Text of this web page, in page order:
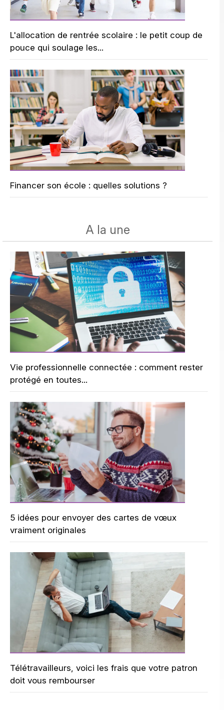
L'allocation de rentrée scolaire : le petit coup de
pouce qui soulage les...
Financer son école : quelles solutions ?
A la une
Vie professionnelle connectée : comment rester
protégé en toutes...
5 idées pour envoyer des cartes de vœux
vraiment originales
Télétravailleurs, voici les frais que votre patron
doit vous rembourser